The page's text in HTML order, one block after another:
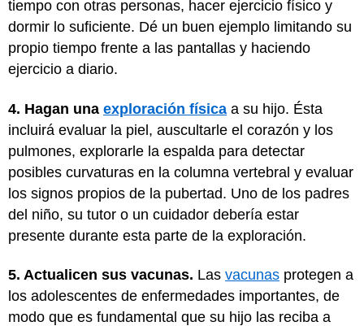
tiempo con otras personas, hacer ejercicio físico y
dormir lo suficiente. Dé un buen ejemplo limitando su
propio tiempo frente a las pantallas y haciendo
ejercicio a diario.
4. Hagan una exploración física a su hijo. Ésta
incluirá evaluar la piel, auscultarle el corazón y los
pulmones, explorarle la espalda para detectar
posibles curvaturas en la columna vertebral y evaluar
los signos propios de la pubertad. Uno de los padres
del niño, su tutor o un cuidador debería estar
presente durante esta parte de la exploración.
5. Actualicen sus vacunas. Las vacunas protegen a
los adolescentes de enfermedades importantes, de
modo que es fundamental que su hijo las reciba a